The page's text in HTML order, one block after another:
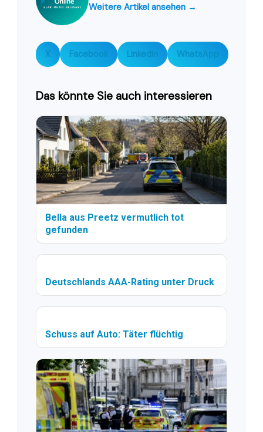
Weitere Artikel ansehen →
X Facebook LinkedIn WhatsApp
Das könnte Sie auch interessieren
Bella aus Preetz vermutlich tot
gefunden
Deutschlands AAA-Rating unter Druck
Schuss auf Auto: Täter flüchtig